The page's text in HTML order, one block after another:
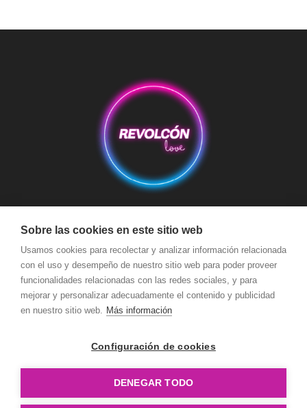
Aviso Legal Condiciones de Compra
Condiciones de Envío
Política de devoluciones y reembolsos
Política de Cookies
Política de Privacidad
Términos y Condiciones de Uso
Seguridad y Protección a Compradores y Pago Seguro
Copyright © Revolcón Love
Sobre las cookies en este sitio web
Usamos cookies para recolectar y analizar información relacionada
con el uso y desempeño de nuestro sitio web para poder proveer
funcionalidades relacionadas con las redes sociales, y para
mejorar y personalizar adecuadamente el contenido y publicidad
en nuestro sitio web. Más información
Configuración de cookies
DENEGAR TODO